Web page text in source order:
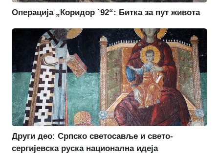
Операција „Коридор `92“: Битка за пут живота
Други део: Српско светосавље и свето-
сергијевска руска национална идеја